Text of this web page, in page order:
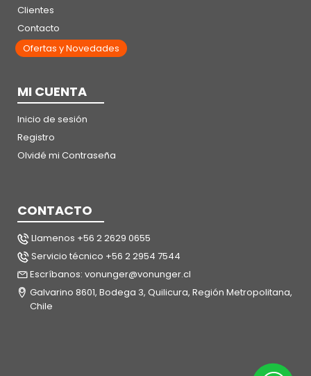
Clientes
Contacto
Ofertas y Novedades
MI CUENTA
Inicio de sesión
Registro
Olvidé mi Contraseña
CONTACTO
Llamenos +56 2 2629 0655
Servicio técnico +56 2 2954 7544
Escríbanos: vonunger@vonunger.cl
Galvarino 8601, Bodega 3, Quilicura, Región Metropolitana,
Chile